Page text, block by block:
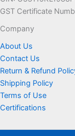
GST Certificate
Company
About Us
Contact Us
Return & Refund
Shipping Policy
Terms of Use
Certifications